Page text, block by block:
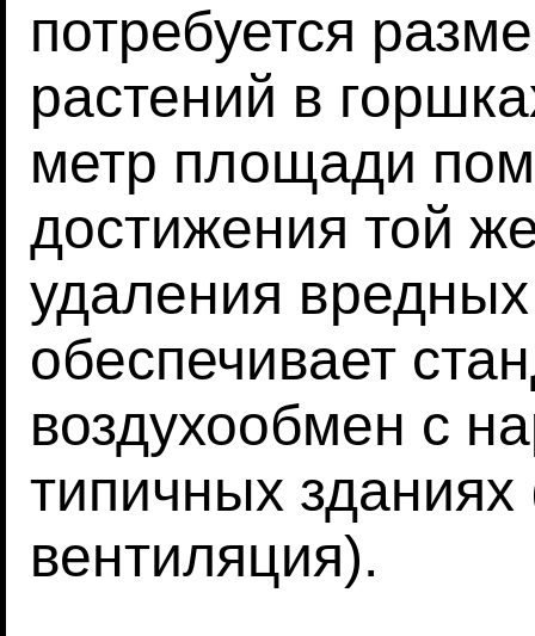
потребуется
растений в
метр площади
достижения той
удаления
обеспечивает
воздухообмен с
типичных зданиях
вентиляция).